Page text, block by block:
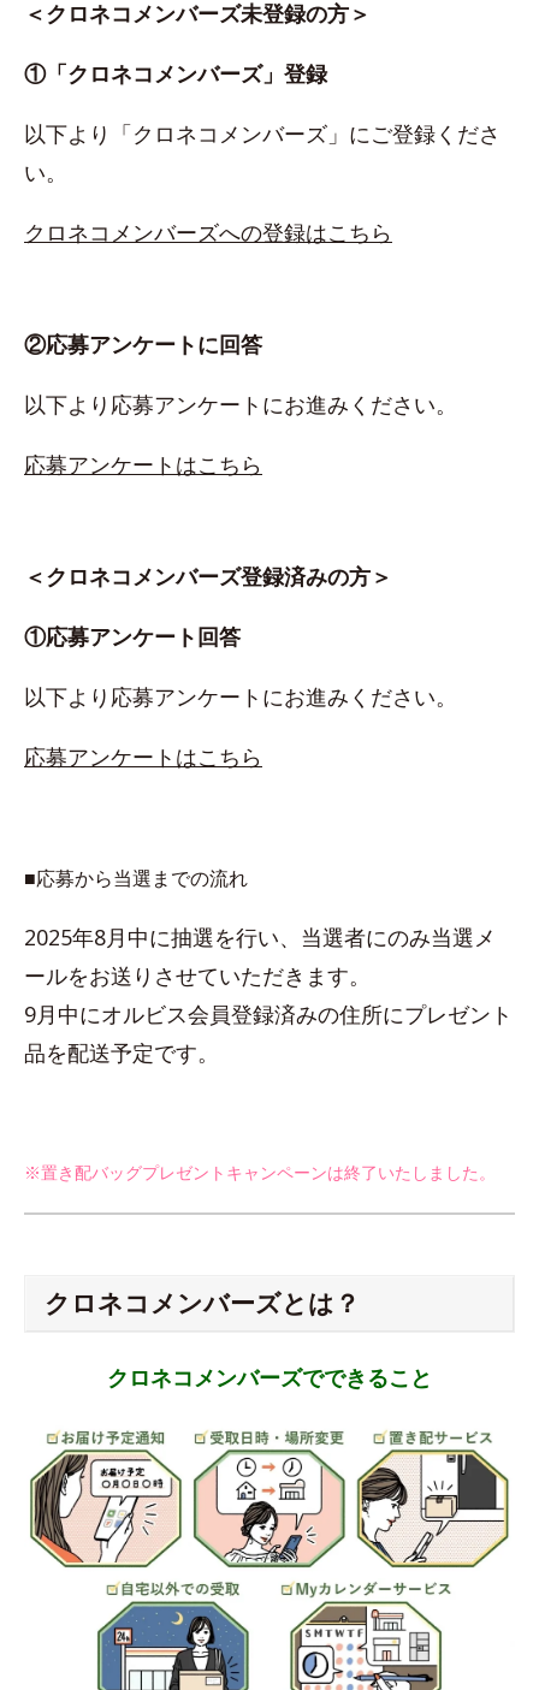
＜クロネコメンバーズ未登録の方＞
①「クロネコメンバーズ」登録
以下より「クロネコメンバーズ」にご登録くださ
い。
クロネコメンバーズへの登録はこちら
②応募アンケートに回答
以下より応募アンケートにお進みください。
応募アンケートはこちら
＜クロネコメンバーズ登録済みの方＞
①応募アンケート回答
以下より応募アンケートにお進みください。
応募アンケートはこちら
■応募から当選までの流れ
2025年8月中に抽選を行い、当選者にのみ当選メ
ールをお送りさせていただきます。
9月中にオルビス会員登録済みの住所にプレゼント
品を配送予定です。
※置き配バッグプレゼントキャンペーンは終了いたしました。
クロネコメンバーズとは？
クロネコメンバーズでできること